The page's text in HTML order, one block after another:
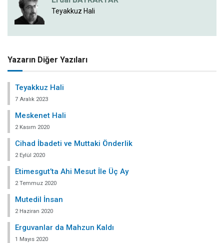
Teyakkuz Hali
Yazarın Diğer Yazıları
Teyakkuz Hali
7 Aralık 2023
Meskenet Hali
2 Kasım 2020
Cihad İbadeti ve Muttaki Önderlik
2 Eylül 2020
Etimesgut’ta Ahi Mesut İle Üç Ay
2 Temmuz 2020
Mutedil İnsan
2 Haziran 2020
Erguvanlar da Mahzun Kaldı
1 Mayıs 2020